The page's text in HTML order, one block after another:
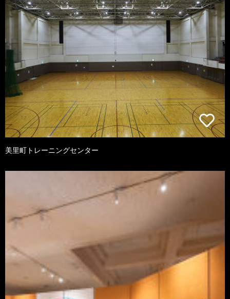
美里町トレーニングセンター